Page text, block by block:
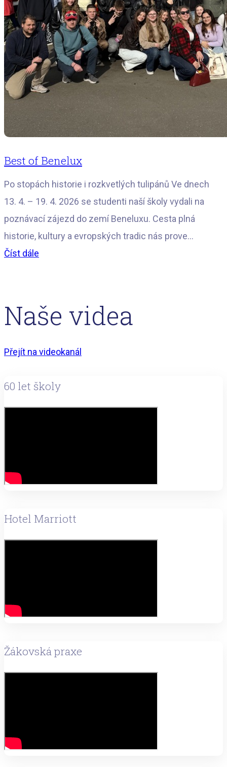
Best of Benelux
Po stopách historie i rozkvetlých tulipánů Ve dnech
13. 4. – 19. 4. 2026 se studenti naší školy vydali na
poznávací zájezd do zemí Beneluxu. Cesta plná
historie, kultury a evropských tradic nás prove...
Číst dále
Naše videa
Přejít na videokanál
60 let školy
Hotel Marriott
Žákovská praxe